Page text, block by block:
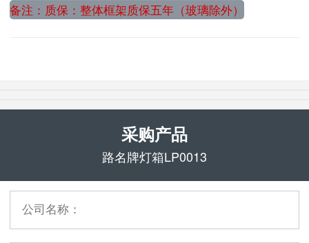
备注：质保：整体框架质保五年（玻璃除外）
采购产品
路名牌灯箱LP0013